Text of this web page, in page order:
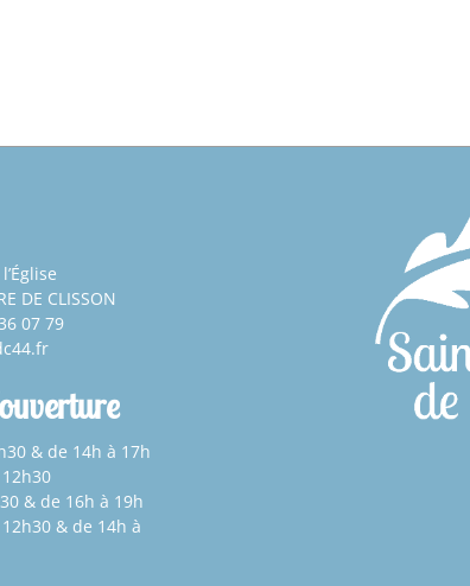
DE CLISSON
07 79
& de 14h à 17h
& de 16h à 19h
& de 14h à